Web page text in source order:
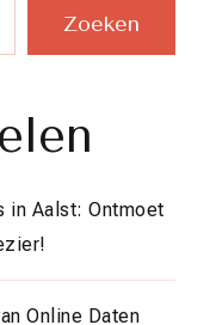
Zoeken
in Aalst: Ontmoet
Online Daten